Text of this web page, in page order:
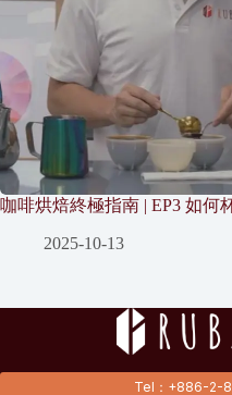
咖啡烘焙終極指南 | EP3 如何
2025-10-13
Tel：+886-2-